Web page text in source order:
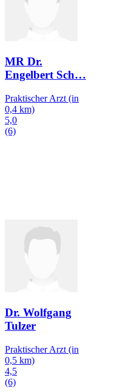
MR Dr.
Engelbert Sch…
Praktischer Arzt (in
0,4 km)
5,0
(6)
Dr. Wolfgang
Tulzer
Praktischer Arzt (in
0,5 km)
4,5
(6)